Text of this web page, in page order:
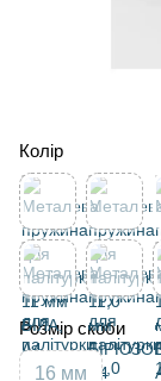
Колір
Розмір скоби
16 мм